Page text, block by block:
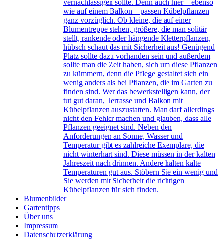
vernachlässigen sollte. Denn auch hier – ebenso
wie auf einem Balkon – passen Kübelpflanzen
ganz vorzüglich. Ob kleine, die auf einer
Blumentreppe stehen, größere, die man solitär
stellt, rankende oder hängende Kletterpflanzen,
hübsch schaut das mit Sicherheit aus! Genügend
Platz sollte dazu vorhanden sein und außerdem
sollte man die Zeit haben, sich um diese Pflanzen
zu kümmern, denn die Pflege gestaltet sich ein
wenig anders als bei Pflanzen, die im Garten zu
finden sind. Wer das bewerkstelligen kann, der
tut gut daran, Terrasse und Balkon mit
Kübelpflanzen auszustatten. Man darf allerdings
nicht den Fehler machen und glauben, dass alle
Pflanzen geeignet sind. Neben den
Anforderungen an Sonne, Wasser und
Temperatur gibt es zahlreiche Exemplare, die
nicht winterhart sind. Diese müssen in der kalten
Jahreszeit nach drinnen. Andere halten kalte
Temperaturen gut aus. Stöbern Sie ein wenig und
Sie werden mit Sicherheit die richtigen
Kübelpflanzen für sich finden.
Blumenbilder
Gartentipps
Über uns
Impressum
Datenschutzerklärung